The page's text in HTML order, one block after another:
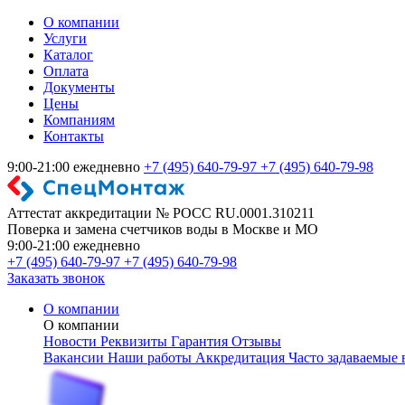
О компании
Услуги
Каталог
Оплата
Документы
Цены
Компаниям
Контакты
9:00-21:00 ежедневно +7 (495) 640-79-97 +7 (495) 640-79-98
Аттестат аккредитации № РОСС RU.0001.310211
Поверка и замена счетчиков воды в Москве и МО
9:00-21:00 ежедневно
+7 (495) 640-79-97 +7 (495) 640-79-98
Заказать звонок
О компании
О компании
Новости Реквизиты Гарантия Отзывы
Вакансии Наши работы Аккредитация Часто задаваемые